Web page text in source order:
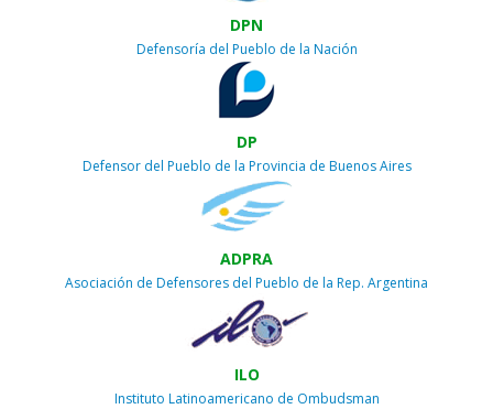
DPN
Defensoría del Pueblo de la Nación
DP
Defensor del Pueblo de la Provincia de Buenos Aires
ADPRA
Asociación de Defensores del Pueblo de la Rep. Argentina
ILO
Instituto Latinoamericano de Ombudsman